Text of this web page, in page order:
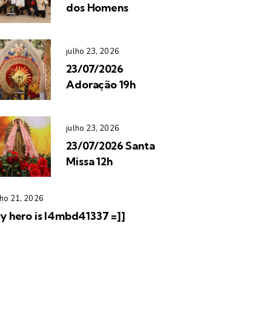
dos Homens
julho 23, 2026
23/07/2026
Adoração 19h
julho 23, 2026
23/07/2026 Santa
Missa 12h
21, 2026
hero is l4mbd41337 =]]